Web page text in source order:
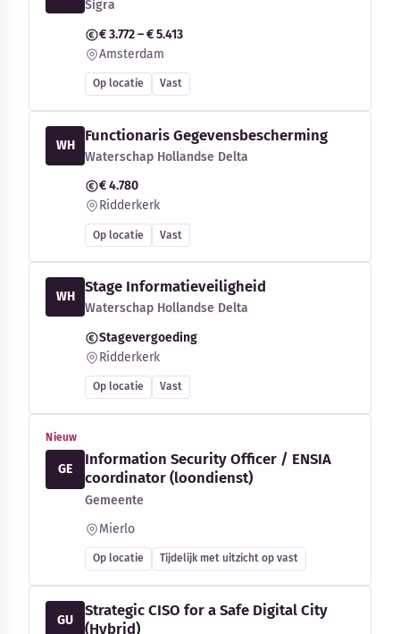
Sigra
€ 3.772 – € 5.413
Amsterdam
Op locatie Vast
WH
Functionaris Gegevensbescherming
Waterschap Hollandse Delta
€ 4.780
Ridderkerk
Op locatie Vast
WH
Stage Informatieveiligheid
Waterschap Hollandse Delta
Stagevergoeding
Ridderkerk
Op locatie Vast
Nieuw
GE
Information Security Officer / ENSIA
coordinator (loondienst)
Gemeente
Mierlo
Op locatie Tijdelijk met uitzicht op vast
GU
Strategic CISO for a Safe Digital City
(Hybrid)